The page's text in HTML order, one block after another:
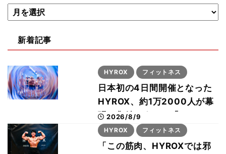
新着記事
HYROX フィットネス
日本初の4日間開催となった
HYROX、約1万2000人が幕
張に集結 すでに「2028、
29年の大会も準備」
2026/8/9
HYROX フィットネス
「この筋肉、HYROXでは邪